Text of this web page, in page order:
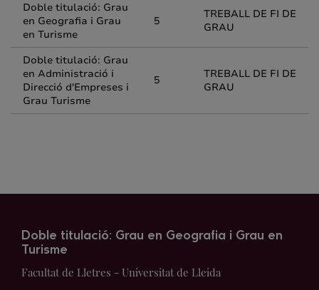
Doble titulació: Grau
en Geografia i Grau
en Turisme
5
TREBALL DE FI DE
GRAU
Doble titulació: Grau
en Administració i
Direcció d'Empreses i
Grau Turisme
5
TREBALL DE FI DE
GRAU
Doble titulació: Grau en Geografia i Grau en
Turisme
Facultat de Lletres - Universitat de Lleida